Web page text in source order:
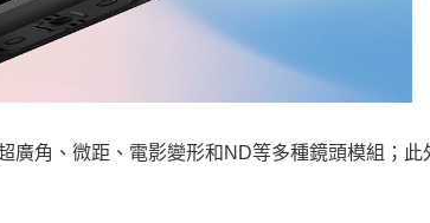
角、微距、電影變形和ND等多種鏡頭模組；此